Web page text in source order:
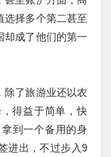
选择多个第二甚至
却成了他们的第一
除了旅游业还以农
得益于简单，快
到一个备用的身
进出，不过步入9